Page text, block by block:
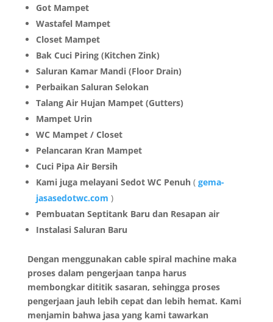
Got Mampet
Wastafel Mampet
Closet Mampet
Bak Cuci Piring (Kitchen Zink)
Saluran Kamar Mandi (Floor Drain)
Perbaikan Saluran Selokan
Talang Air Hujan Mampet (Gutters)
Mampet Urin
WC Mampet / Closet
Pelancaran Kran Mampet
Cuci Pipa Air Bersih
Kami juga melayani Sedot WC Penuh( gema-
jasasedotwc.com )
Pembuatan Septitank Baru dan Resapan air
Instalasi Saluran Baru
Dengan menggunakan cable spiral machine maka
proses dalam pengerjaan tanpa harus
membongkar dititik sasaran, sehingga proses
pengerjaan jauh lebih cepat dan lebih hemat. Kami
menjamin bahwa jasa yang kami tawarkan